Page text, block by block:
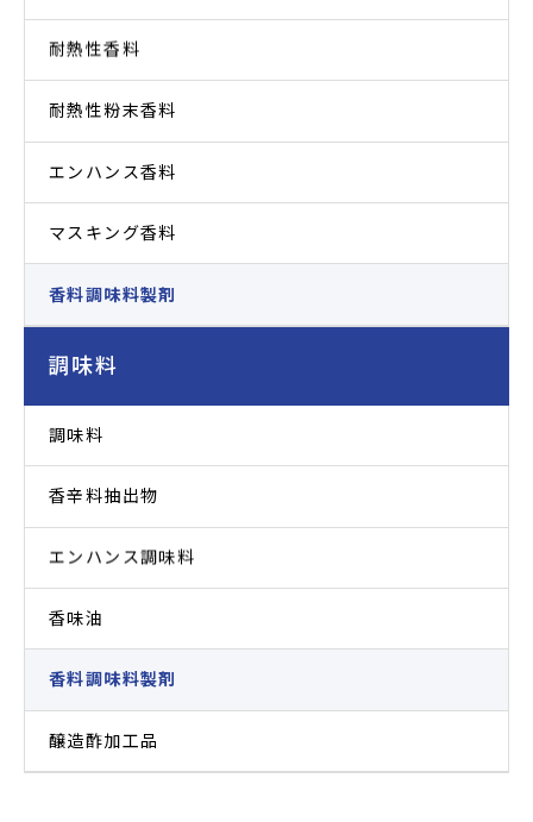
耐熱性香料
耐熱性粉末香料
エンハンス香料
マスキング香料
香料調味料製剤
調味料
調味料
香辛料抽出物
エンハンス調味料
香味油
香料調味料製剤
醸造酢加工品